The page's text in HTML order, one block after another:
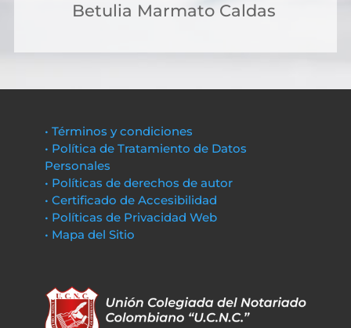
Betulia Marmato Caldas
• Términos y condiciones
• Política de Tratamiento de Datos
Personales
• Políticas de derechos de autor
• Certificado de Accesibilidad
• Políticas de Privacidad Web
• Mapa del Sitio